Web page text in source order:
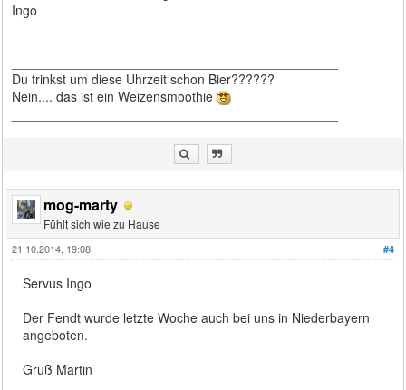
Ingo
Du trinkst um diese Uhrzeit schon Bier??????
Nein.... das ist ein Weizensmoothie
mog-marty
Fühlt sich wie zu Hause
#4
21.10.2014, 19:08
Servus Ingo
Der Fendt wurde letzte Woche auch bei uns in Niederbayern
angeboten.
Gruß Martin